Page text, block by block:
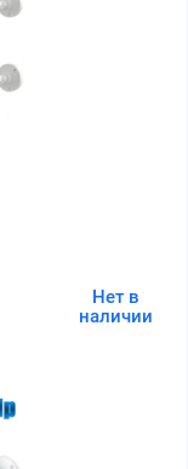
Нет в
наличии